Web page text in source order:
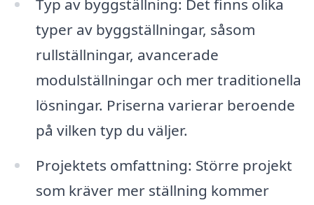
Typ av byggställning: Det finns olika
typer av byggställningar, såsom
rullställningar, avancerade
modulställningar och mer traditionella
lösningar. Priserna varierar beroende
på vilken typ du väljer.
Projektets omfattning: Större projekt
som kräver mer ställning kommer